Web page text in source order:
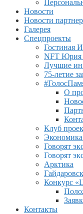
Новости
Новости
Галерея
Спецпроекты
Гостиная
NFT Юрия
Лучшие
75-летие
О
Клуб
Экономика
Говорят
Говорят
Арктика
Конкурс
Контакты